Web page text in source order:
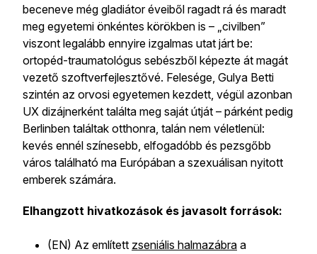
beceneve még gladiátor éveiből ragadt rá és maradt
meg egyetemi önkéntes körökben is – „civilben”
viszont legalább ennyire izgalmas utat járt be:
ortopéd-traumatológus sebészből képezte át magát
vezető szoftverfejlesztővé. Felesége, Gulya Betti
szintén az orvosi egyetemen kezdett, végül azonban
UX dizájnerként találta meg saját útját – párként pedig
Berlinben találtak otthonra, talán nem véletlenül:
kevés ennél színesebb, elfogadóbb és pezsgőbb
város található ma Európában a szexuálisan nyitott
emberek számára.
Elhangzott hivatkozások és javasolt források:
(EN) Az említett zseniális halmazábra a